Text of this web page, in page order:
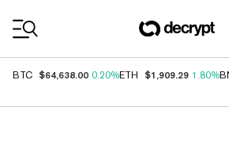
BTC $64,638.00 0.20%ETH $1,909.29 1.80%